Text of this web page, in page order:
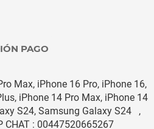
PAGO
Max, iPhone 16 Pro, iPhone 16,
iPhone 14 Pro Max, iPhone 14
S24, Samsung Galaxy S24 ,
: 00447520665267